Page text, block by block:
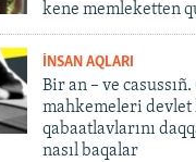
kene memleketten
İNSAN AQLARI
Bir an – ve casussıñ.
mahkemeleri
qabaatlavlarını
nasıl baqalar